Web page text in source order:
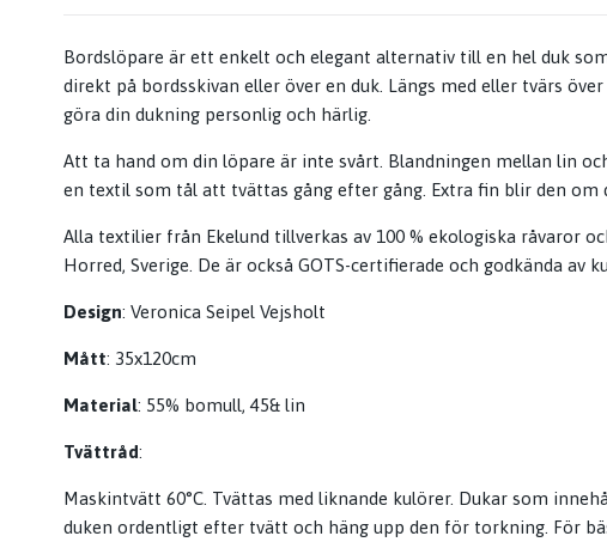
Bordslöpare är ett enkelt och elegant alternativ till en hel duk
direkt på bordsskivan eller över en duk. Längs med eller tvärs
göra din dukning personlig och härlig.
Att ta hand om din löpare är inte svårt. Blandningen mellan lin
en textil som tål att tvättas gång efter gång. Extra fin blir den
Alla textilier från Ekelund tillverkas av 100 % ekologiska råvaror
Horred, Sverige. De är också GOTS-certifierade och godkända av
Design: Veronica Seipel Vejsholt
Mått: 35x120cm
Material: 55% bomull, 45& lin
Tvättråd:
Maskintvätt 60°C. Tvättas med liknande kulörer. Dukar som
duken ordentligt efter tvätt och häng upp den för torkning. För